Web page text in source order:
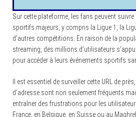
Sur cette plateforme, les fans peuvent suivre
sportifs majeurs, y compris la Ligue 1, la
d’autres compétitions. En raison de la
streaming, des millions d’utilisateurs
pour accéder à leurs événements sportifs
Il est essentiel de surveiller cette URL de
d’adresse sont non seulement fréquents
entraîner des frustrations pour les
France, en Belgique, en Suisse ou au